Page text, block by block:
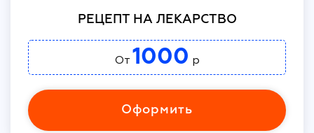
РЕЦЕПТ НА ЛЕКАРСТВО
От 1000 р
Оформить